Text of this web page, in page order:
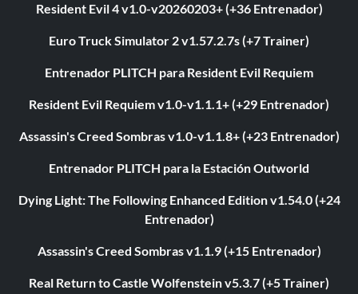
Resident Evil 4 v1.0-v20260203+ (+36 Entrenador)
Euro Truck Simulator 2 v1.57.2.7s (+7 Trainer)
Entrenador PLITCH para Resident Evil Requiem
Resident Evil Requiem v1.0-v1.1.1+ (+29 Entrenador)
Assassin's Creed Sombras v1.0-v1.1.8+ (+23 Entrenador)
Entrenador PLITCH para la Estación Outworld
Dying Light: The Following Enhanced Edition v1.54.0 (+24
Entrenador)
Assassin's Creed Sombras v1.1.9 (+15 Entrenador)
Real Return to Castle Wolfenstein v5.3.7 (+5 Trainer)